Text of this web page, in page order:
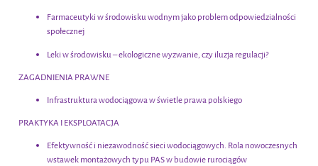
Farmaceutyki w środowisku wodnym jako problem odpowiedzialności
społecznej
Leki w środowisku – ekologiczne wyzwanie, czy iluzja regulacji?
ZAGADNIENIA PRAWNE
Infrastruktura wodociągowa w świetle prawa polskiego
PRAKTYKA I EKSPLOATACJA
Efektywność i niezawodność sieci wodociągowych. Rola nowoczesnych
wstawek montażowych typu PAS w budowie rurociągów